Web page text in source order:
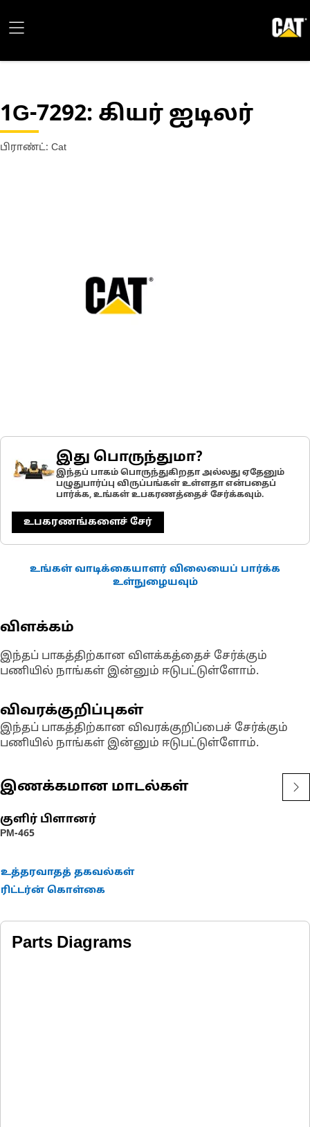
1G-7292: கியர் ஐடிலர்
பிராண்ட்: Cat
இது பொருந்துமா?
இந்தப் பாகம் பொருந்துகிறதா அல்லது ஏதேனும்
பழுதுபார்ப்பு விருப்பங்கள் உள்ளதா என்பதைப்
பார்க்க, உங்கள் உபகரணத்தைச் சேர்க்கவும்.
உபகரணங்களைச் சேர்
உங்கள் வாடிக்கையாளர் விலையைப் பார்க்க
உள்நுழையவும்
விளக்கம்
இந்தப் பாகத்திற்கான விளக்கத்தைச் சேர்க்கும்
பணியில் நாங்கள் இன்னும் ஈடுபட்டுள்ளோம்.
விவரக்குறிப்புகள்
இந்தப் பாகத்திற்கான விவரக்குறிப்பைச் சேர்க்கும்
பணியில் நாங்கள் இன்னும் ஈடுபட்டுள்ளோம்.
இணக்கமான மாடல்கள்
குளிர் பிளானர்
PM-465
உத்தரவாதத் தகவல்கள்
ரிட்டர்ன் கொள்கை
Parts Diagrams